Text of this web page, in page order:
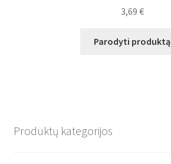
3,69 €
Parodyti produktą
Produktų kategorijos